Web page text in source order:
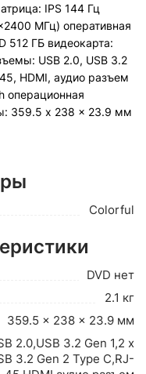
IPS 144 Гц
МГц) оперативная
512 ГБ видеокарта:
USB 2.0, USB 3.2
HDMI, аудио разъем
операционная
359.5 x 238 x 23.9 мм
Colorful
DVD нет
2.1 кг
359.5 x 238 x 23.9 мм
2.0,USB 3.2 Gen 1,2 x
3.2 Gen 2 Type C,RJ-